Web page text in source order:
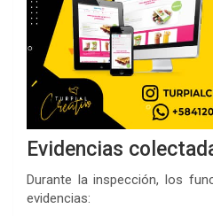
Evidencias
Durante la inspección, los
evidencias: